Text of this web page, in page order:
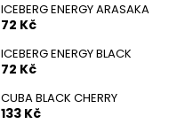
ICEBERG ENERGY ARASAKA
72 Kč
ICEBERG ENERGY BLACK
72 Kč
CUBA BLACK CHERRY
133 Kč